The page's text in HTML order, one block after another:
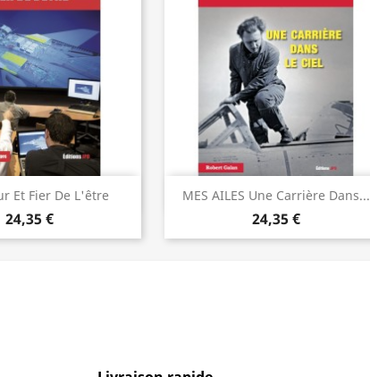
Et Fier De L'être
24,35 €
Vorschau MES AILES Une Carrière Dans...
24,35 €
Vorschau